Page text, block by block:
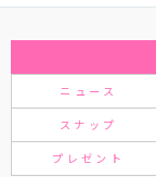
ニュース
スナップ
プレゼント